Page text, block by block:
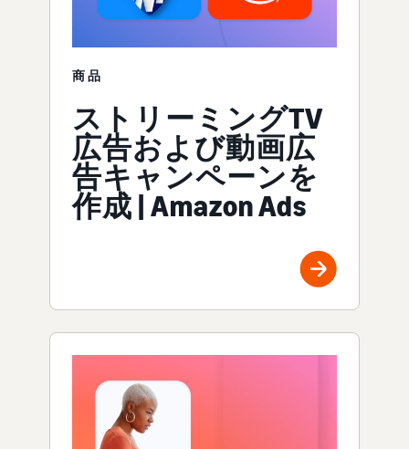
商品
ストリーミングTV
広告および動画広
告キャンペーンを
作成 | Amazon Ads